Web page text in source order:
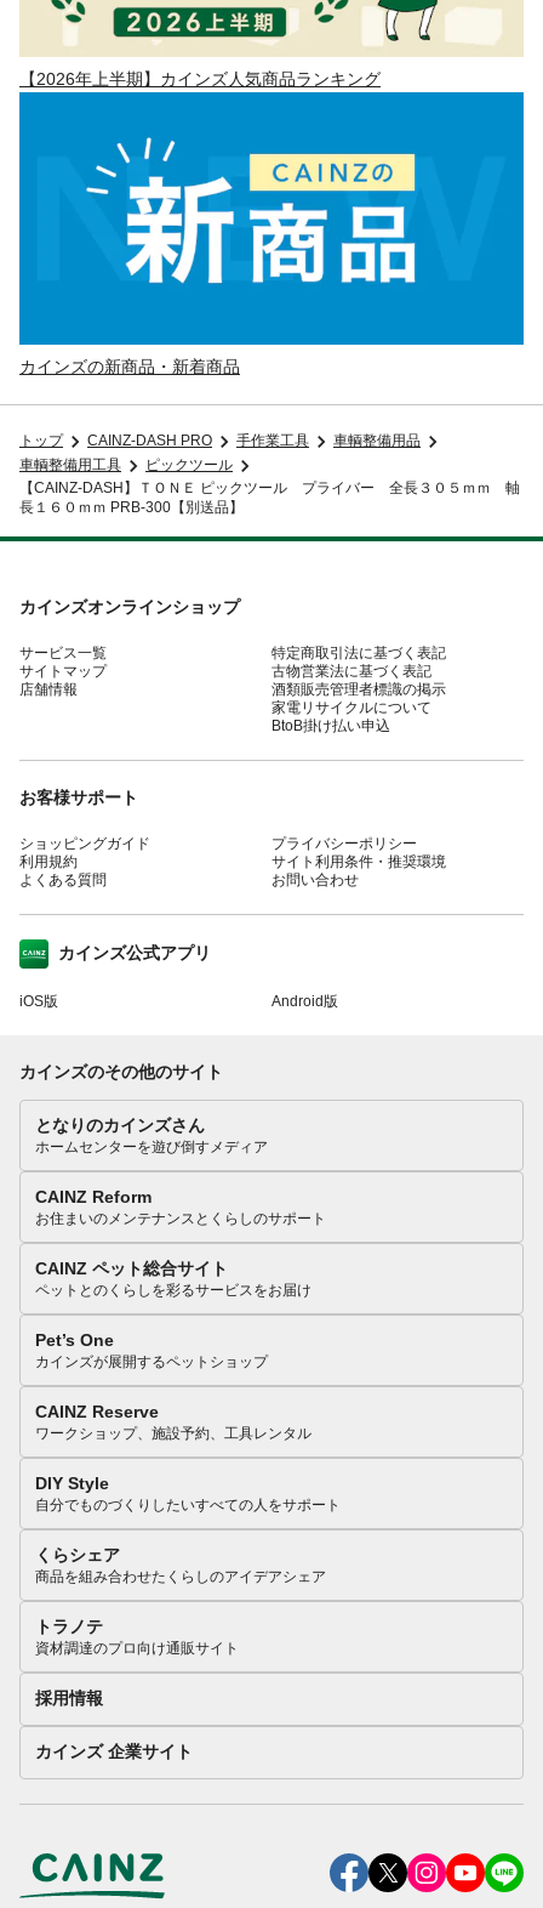
【2026年上半期】カインズ人気商品ランキング
カインズの新商品・新着商品
トップ CAINZ-DASH PRO 手作業工具
車輌整備用品
車輌整備用工具
ピックツール
【CAINZ-DASH】ＴＯＮＥ ピックツール プライバー 全長３０５ｍｍ 軸
長１６０ｍｍ PRB-300【別送品】
カインズオンラインショップ
サービス一覧
サイトマップ
店舗情報
特定商取引法に基づく表記
古物営業法に基づく表記
酒類販売管理者標識の掲示
家電リサイクルについて
BtoB掛け払い申込
お客様サポート
ショッピングガイド
利用規約
よくある質問
プライバシーポリシー
サイト利用条件・推奨環境
お問い合わせ
カインズ公式アプリ
iOS版 Android版
カインズのその他のサイト
となりのカインズさん
ホームセンターを遊び倒すメディア
CAINZ Reform
お住まいのメンテナンスとくらしのサポート
CAINZ ペット総合サイト
ペットとのくらしを彩るサービスをお届け
Pet’s One
カインズが展開するペットショップ
CAINZ Reserve
ワークショップ、施設予約、工具レンタル
DIY Style
自分でものづくりしたいすべての人をサポート
くらシェア
商品を組み合わせたくらしのアイデアシェア
トラノテ
資材調達のプロ向け通販サイト
採用情報
カインズ 企業サイト